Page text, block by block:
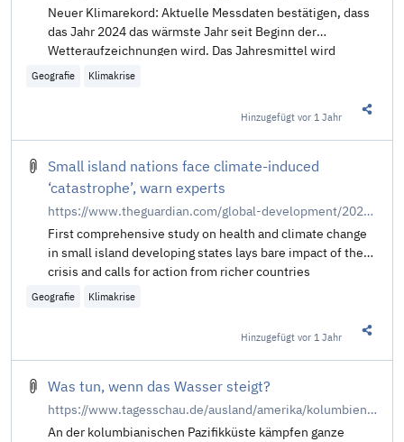
Neuer Klimarekord: Aktuelle Messdaten bestätigen, dass
das Jahr 2024 das wärmste Jahr seit Beginn der
Wetteraufzeichnungen wird. Das Jahresmittel wird
Geografie Klimakrise
Hinzugefügtvor 1 Jahr
Small island nations face climate-induced
‘catastrophe’, warn experts
https://www.theguardian.com/global-development/2024/dec/10/small-island-nations-face-climate-induced-catastrophe-warn-experts
First comprehensive study on health and climate change
in small island developing states lays bare impact of the
crisis and calls for action from richer countries
Geografie Klimakrise
Hinzugefügtvor 1 Jahr
Was tun, wenn das Wasser steigt?
https://www.tagesschau.de/ausland/amerika/kolumbien-klimawandel-100.html
An der kolumbianischen Pazifikküste kämpfen ganze